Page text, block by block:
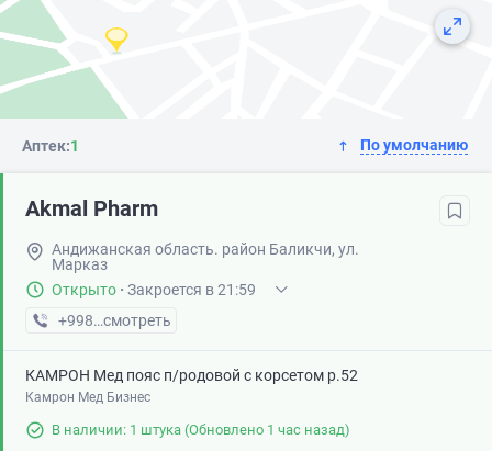
Аптек:1 По умолчанию
Akmal Pharm
Андижанская область. район Баликчи, ул.
Марказ
Открыто · Закроется в 21:59
+998 (91) XXX-XX-XX
смотреть
КАМРОН Мед пояс п/родовой с корсетом р.52
Камрон Мед Бизнес
В наличии: 1 штука (Обновлено 1 час назад)